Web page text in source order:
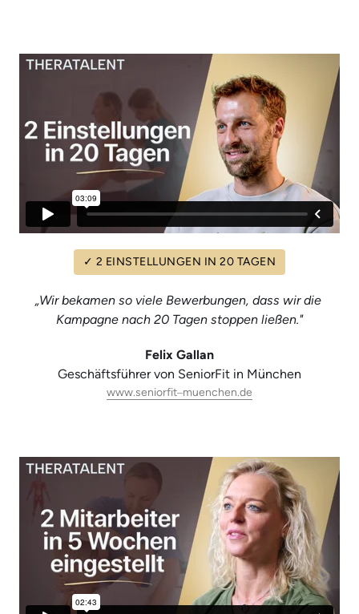
✓ 2 EINSTELLUNGEN IN20 TAGEN
„Wir bekamen so viele Bewerbungen, dass wir die
Kampagne nach 20 Tagen stoppen ließen."
Felix Gallan
Geschäftsführer von SeniorFit in München
www.seniorfit‒muenchen.de